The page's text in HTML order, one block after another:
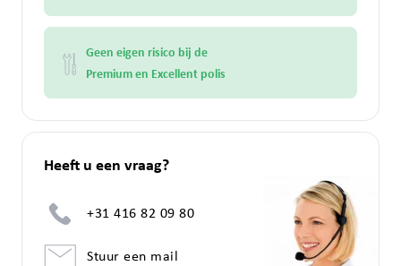
Geen eigen risico bij de
Premium en Excellent polis
Heeft u een vraag?
+31 416 82 09 80
Stuur een mail